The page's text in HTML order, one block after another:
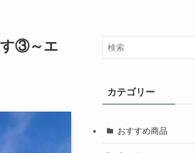
す③～エ
カテゴリー
おすすめ商品